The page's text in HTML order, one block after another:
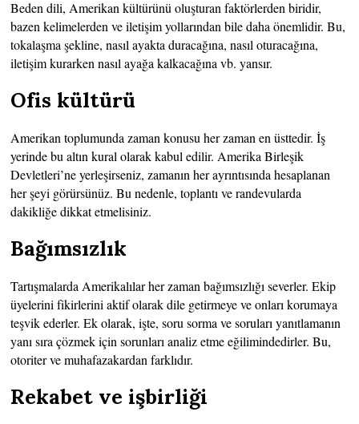
Beden dili, Amerikan kültürünü oluşturan faktörlerden biridir,
bazen kelimelerden ve iletişim yollarından bile daha önemlidir. Bu,
tokalaşma şekline, nasıl ayakta duracağına, nasıl oturacağına,
iletişim kurarken nasıl ayağa kalkacağına vb. yansır.
Ofis kültürü
Amerikan toplumunda zaman konusu her zaman en üsttedir. İş
yerinde bu altın kural olarak kabul edilir. Amerika Birleşik
Devletleri’ne yerleşirseniz, zamanın her ayrıntısında hesaplanan
her şeyi görürsünüz. Bu nedenle, toplantı ve randevularda
dakikliğe dikkat etmelisiniz.
Bağımsızlık
Tartışmalarda Amerikalılar her zaman bağımsızlığı severler. Ekip
üyelerini fikirlerini aktif olarak dile getirmeye ve onları korumaya
teşvik ederler. Ek olarak, işte, soru sorma ve soruları yanıtlamanın
yanı sıra çözmek için sorunları analiz etme eğilimindedirler. Bu,
otoriter ve muhafazakardan farklıdır.
Rekabet ve işbirliği